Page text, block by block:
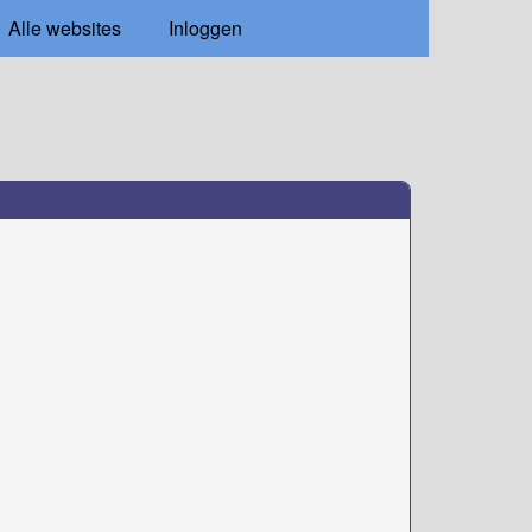
Alle websites Inloggen